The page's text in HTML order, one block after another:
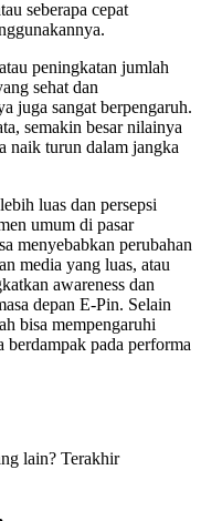
seberapa cepat
peningkatan jumlah
sehat dan
juga sangat berpengaruh.
semakin besar nilainya
naik turun dalam jangka
luas dan persepsi
umum di pasar
menyebabkan perubahan
media yang luas, atau
awareness dan
depan E-Pin. Selain
bisa mempengaruhi
berdampak pada performa
lain? Terakhir